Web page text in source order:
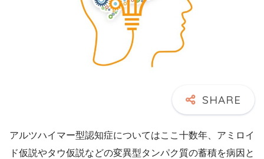
アルツハイマー型認知症についてはここ十数年、アミロイ
ド仮説やタウ仮説などの変異型タンパク質の蓄積を病因と